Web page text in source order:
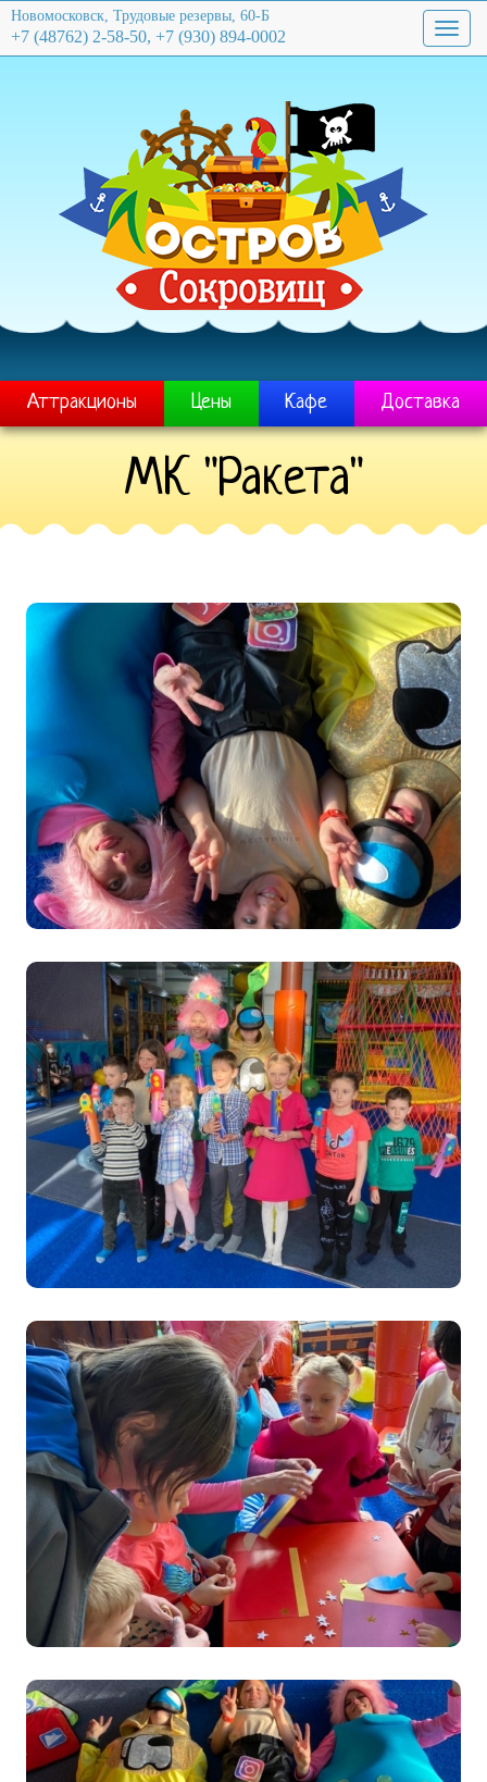
Новомосковск, Трудовые резервы, 60-Б
+7 (48762) 2-58-50, +7 (930) 894-0002
Аттракционы Цены Кафе Доставка
МК "Ракета"